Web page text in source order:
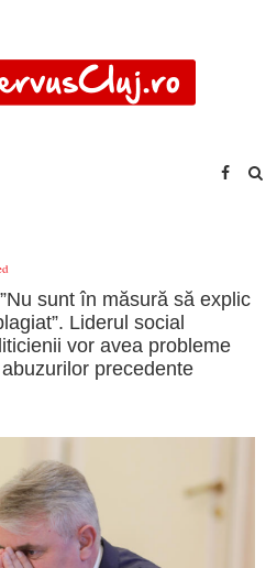
sunt în măsură să explic
Liderul social
vor avea probleme
precedente